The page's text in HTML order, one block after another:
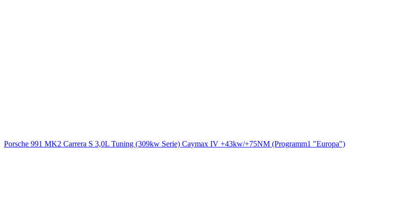
Porsche 991 MK2 Carrera S 3,0L Tuning (309kw Serie) Caymax IV +43kw/+75NM (Programm1 "Europa")